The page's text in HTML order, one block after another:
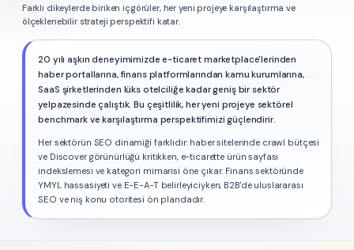
Farklı dikeylerde biriken içgörüler, her yeni projeye karşılaştırma ve
ölçeklenebilir strateji perspektifi katar.
20 yılı aşkın deneyimimizde e-ticaret marketplace'lerinden
haber portallarına, finans platformlarından kamu kurumlarına,
SaaS şirketlerinden lüks otelciliğe kadar geniş bir sektör
yelpazesinde çalıştık. Bu çeşitlilik, her yeni projeye sektörel
benchmark ve karşılaştırma perspektifimizi güçlendirir.
Her sektörün SEO dinamiği farklıdır: haber sitelerinde crawl bütçesi
ve Discover görünürlüğü kritikken, e-ticarette ürün sayfası
indekslemesi ve kategori mimarisi öne çıkar. Finans sektöründe
YMYL hassasiyeti ve E-E-A-T belirleyiciyken, B2B'de uluslararası
SEO ve niş konu otoritesi ön plandadır.